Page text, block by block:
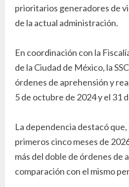
prioritarios generadores de
de la actual administración.
En coordinación con la
de la Ciudad de México, la
órdenes de aprehensión y
5 de octubre de 2024 y el 31
La dependencia destacó
primeros cinco meses de
más del doble de órdenes de
comparación con el mismo